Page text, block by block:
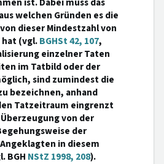
welchen Gründen es die
dieser Mindestzahl von
(vgl.BGHSt 42, 107,
einzelner Taten
im Tatbild oder der
sind zumindest die
bezeichnen, anhand
Tatzeitraum eingrenzt
von der
der
in diesem
BGH NStZ 1998, 208).